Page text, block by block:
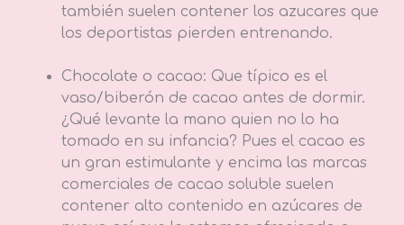
también suelen contener los azucares que
los deportistas pierden entrenando.
Chocolate o cacao: Que típico es el
vaso/biberón de cacao antes de dormir.
¿Qué levante la mano quien no lo ha
tomado en su infancia? Pues el cacao es
un gran estimulante y encima las marcas
comerciales de cacao soluble suelen
contener alto contenido en azúcares de